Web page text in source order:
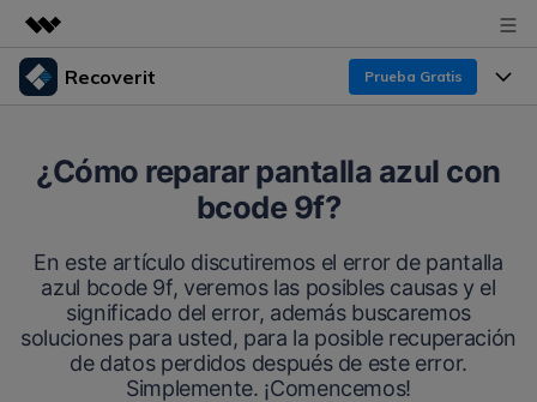
Productos destacados
Utilidades
Empresas
Sala de prensa
Tienda
Recoverit Prueba Gratis
Líder en recuperación para Windows
Pruébalo Gratis
Recuperar de Unidades
Recuperar Medios Borrados
Soluciones de Recuperación Exclusivas Nuevo
Recursos
Por qué Recoverit
¿Cómo reparar pantalla azul con
bcode 9f?
En este artículo discutiremos el error de pantalla
azul bcode 9f, veremos las posibles causas y el
significado del error, además buscaremos
soluciones para usted, para la posible recuperación
de datos perdidos después de este error.
Simplemente. ¡Comencemos!